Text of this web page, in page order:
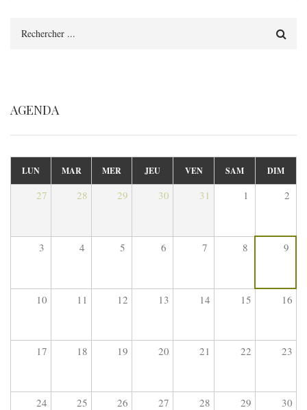
AGENDA
LUN MAR MER JEU VEN SAM DIM
27 28 29 30 31 1 2
3 4 5 6 7 8 9
10 11 12 13 14 15 16
17 18 19 20 21 22 23
24 25 26 27 28 29 30